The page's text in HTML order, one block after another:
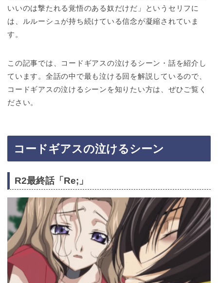
いいのは撃たれる覚悟のある奴だけだ」というセリフに
は、ルルーシュが持ち続けている信念が凝縮されていま
す。
この記事では、コードギアスの泣けるシーン・話を紹介し
ています。全話の中で最も泣ける回を解説しているので、
コードギアスの泣けるシーンを知りたい方は、ぜひご覧く
ださい。
コードギアスの泣けるシーン
R2最終話「Re;」